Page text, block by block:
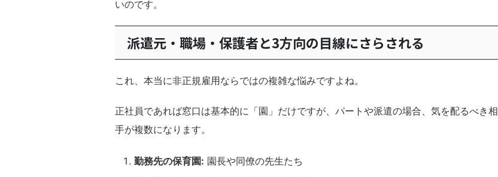
いのです。
派遣元・職場・保護者と3方向の目線にさらされる
これ、本当に非正規雇用ならではの複雑な悩みですよね。
正社員であれば窓口は基本的に「園」だけですが、パートや派遣の場合、気を配るべき相
手が複数になります。
勤務先の保育園: 園長や同僚の先生たち